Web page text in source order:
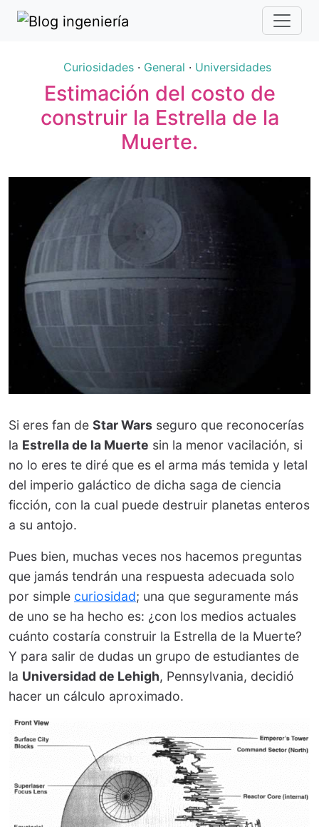
Curiosidades· General · Universidades
Estimación del costo de
construir la Estrella de la
Muerte.
Si eres fan de Star Wars seguro que reconocerías
la Estrella de la Muerte sin la menor vacilación, si
no lo eres te diré que es el arma más temida y letal
del imperio galáctico de dicha saga de ciencia
ficción, con la cual puede destruir planetas enteros
a su antojo.
Pues bien, muchas veces nos hacemos preguntas
que jamás tendrán una respuesta adecuada solo
por simple curiosidad; una que seguramente más
de uno se ha hecho es: ¿con los medios actuales
cuánto costaría construir la Estrella de la Muerte?
Y para salir de dudas un grupo de estudiantes de
la Universidad de Lehigh, Pennsylvania, decidió
hacer un cálculo aproximado.